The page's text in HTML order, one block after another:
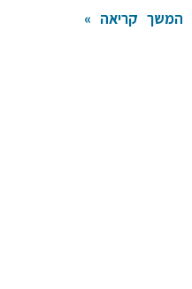
המשך קריאה »